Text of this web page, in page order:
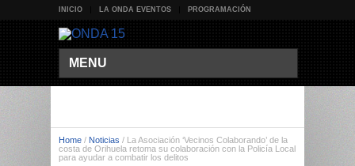
INICIO LA ONDA EVENTOS PROGRAMACIÓN
MENU
Home / Noticias / La Asociación ‘Vecinos Colaborando’ de la
costa de Orihuela retoma su colaboración con la Policía Local
para ayudar a combatir los delitos